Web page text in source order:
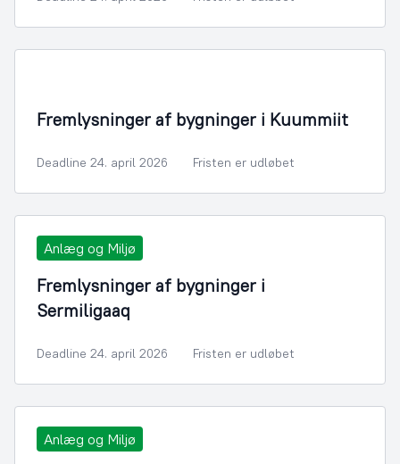
Fremlysninger af bygninger i Kuummiit
Deadline 24. april 2026 Fristen er udløbet
Anlæg og Miljø
Fremlysninger af bygninger i
Sermiligaaq
Deadline 24. april 2026 Fristen er udløbet
Anlæg og Miljø